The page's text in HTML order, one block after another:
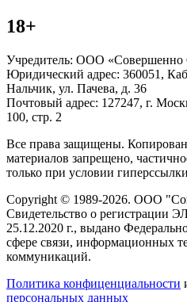
18+
Учредитель: ООО «Совершенно
Юридический адрес: 360051,
Нальчик, ул. Пачева, д. 36
Почтовый адрес: 127247, г.
100, стр. 2
Все права защищены.
материалов запрещено,
только при условии
Copyright © 1989-2026. ООО
Свидетельство о регистрации
25.12.2020 г., выдано
сфере связи, информационных
коммуникаций.
Политика конфиценциальности
персональных данных